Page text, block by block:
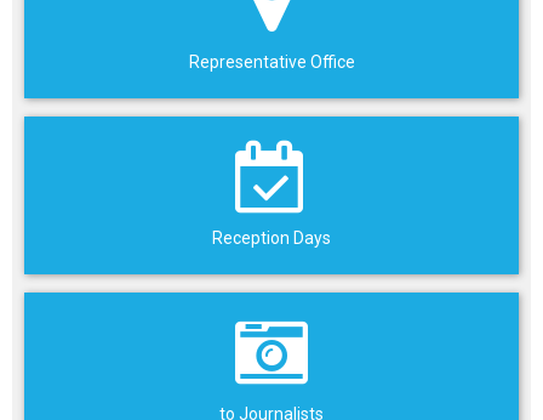
Representative Office
Reception Days
to Journalists